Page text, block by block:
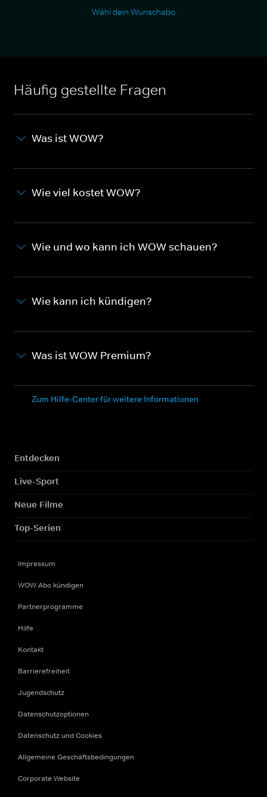
Wähl dein Wunschabo
Häufig gestellte Fragen
Was ist WOW?
Wie viel kostet WOW?
Wie und wo kann ich WOW schauen?
Wie kann ich kündigen?
Was ist WOW Premium?
Zum Hilfe-Center für weitere Informationen
Entdecken
Live-Sport
Neue Filme
Top-Serien
Impressum
WOW Abo kündigen
Partnerprogramme
Hilfe
Kontakt
Barrierefreiheit
Jugendschutz
Datenschutzoptionen
Datenschutz und Cookies
Allgemeine Geschäftsbedingungen
Corporate Website